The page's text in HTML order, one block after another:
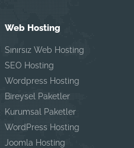
Web Hosting
Sınırsız Web Hosting
SEO Hosting
Wordpress Hosting
Bireysel Paketler
Kurumsal Paketler
WordPress Hosting
Joomla Hosting